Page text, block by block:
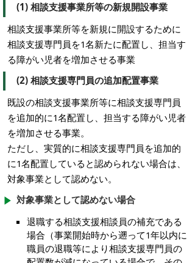
(1) 相談支援事業所等の新規開設事業
相談支援事業所等を新規に開設するために
相談支援専門員を1名新たに配置し、担当す
る障がい児者を増加させる事業
(2) 相談支援専門員の追加配置事業
既設の相談支援事業所等に相談支援専門員
を追加的に1名配置し、担当する障がい児者
を増加させる事業。
ただし、実質的に相談支援専門員を追加的
に1名配置していると認められない場合は、
対象事業として認めない。
対象事業として認めない場合
退職する相談支援相談員の補充である
場合（事業開始時から遡って1年以内に
職員の退職等により相談支援専門員の